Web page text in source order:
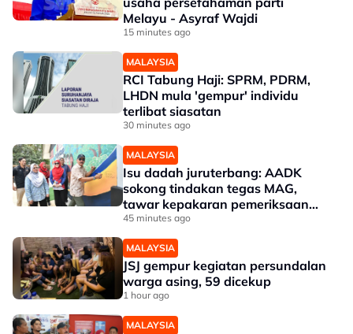
Melayu - Asyraf Wajdi
15 minutes ago
MALAYSIA
RCI Tabung Haji: SPRM, PDRM,
LHDN mula 'gempur' individu
terlibat siasatan
30 minutes ago
MALAYSIA
Isu dadah juruterbang: AADK
sokong tindakan tegas MAG,
tawar kepakaran pemeriksaan
ketat
45 minutes ago
MALAYSIA
JSJ gempur kegiatan persundalan
warga asing, 59 dicekup
1 hour ago
MALAYSIA